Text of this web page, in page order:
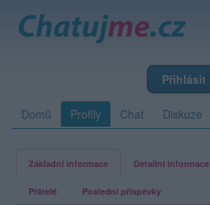
Přihlásit
Domů Profily Chat Diskuze
Základní informace Detailní informace
Přátelé Poslední příspěvky